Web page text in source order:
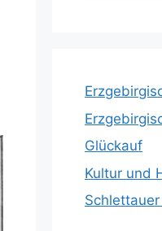
Glückauf
Kultur und